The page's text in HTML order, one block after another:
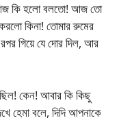
আজ কি হলো বলতো! আজ তো
কিনা! তোমার রুমের
গিয়ে যে দোর দিল, আর
কেন! আবার কি কিছু
হেমা বলে, দিদি আপনাকে